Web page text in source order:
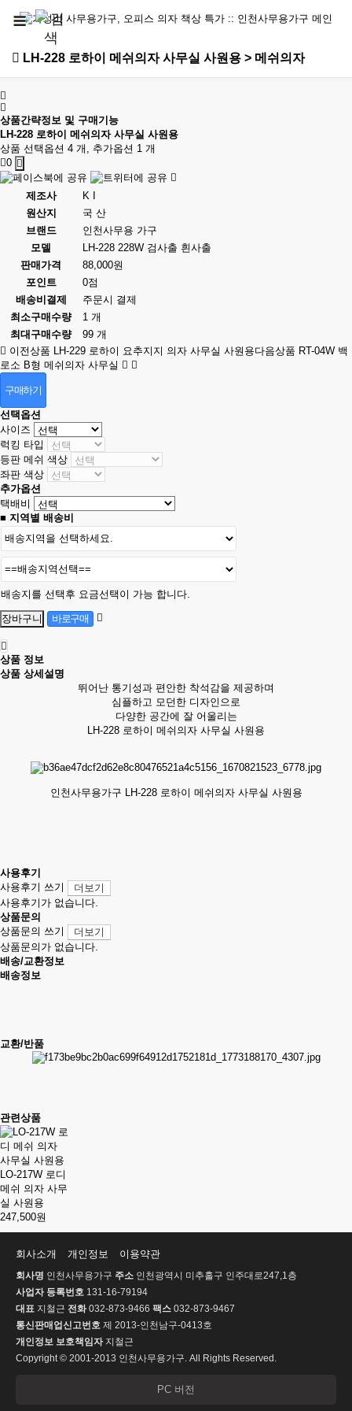
LH-228 로하이 메쉬의자 사무실 사원용 > 메쉬의자
상품간략정보 및 구매기능
LH-228 로하이 메쉬의자 사무실 사원용
상품 선택옵션 4 개, 추가옵션 1 개
0
제조사
K I
원산지
국 산
브랜드
인천사무용 가구
모델
LH-228 228W 검사출 흰사출
판매가격
88,000원
포인트
0점
배송비결제
주문시 결제
최소구매수량
1 개
최대구매수량
99 개
이전상품 LH-229 로하이 요추지지 의자 사무실 사원용다음상품 RT-04W 백
로소 B형 메쉬의자 사무실
구매하기
선택옵션
사이즈
럭킹 타입
등판 메쉬 색상
좌판 색상
추가옵션
택배비
■ 지역별 배송비
배송지를 선택후 요금선택이 가능 합니다.
상품 정보
상품 상세설명
뛰어난 통기성과 편안한 착석감을 제공하며
심플하고 모던한 디자인으로
다양한 공간에 잘 어울리는
LH-228 로하이 메쉬의자 사무실 사원용
인천사무용가구 LH-228 로하이 메쉬의자 사무실 사원용
사용후기
사용후기 쓰기
더보기
사용후기가 없습니다.
상품문의
상품문의 쓰기
더보기
상품문의가 없습니다.
배송/교환정보
배송정보
교환/반품
관련상품
LO-217W 로디
메쉬 의자 사무
실 사원용
247,500원
회사소개 개인정보 이용약관
회사명 인천사무용가구 주소 인천광역시 미추홀구 인주대로247,1층
사업자 등록번호 131-16-79194
대표 지철근 전화032-873-9466 팩스 032-873-9467
통신판매업신고번호 제 2013-인천남구-0413호
개인정보 보호책임자지철근
Copyright © 2001-2013 인천사무용가구. All Rights Reserved.
PC 버전